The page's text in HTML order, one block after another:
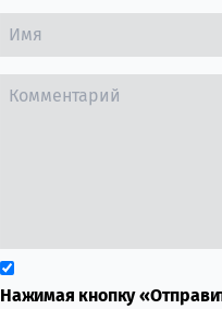
Нажимая кнопку